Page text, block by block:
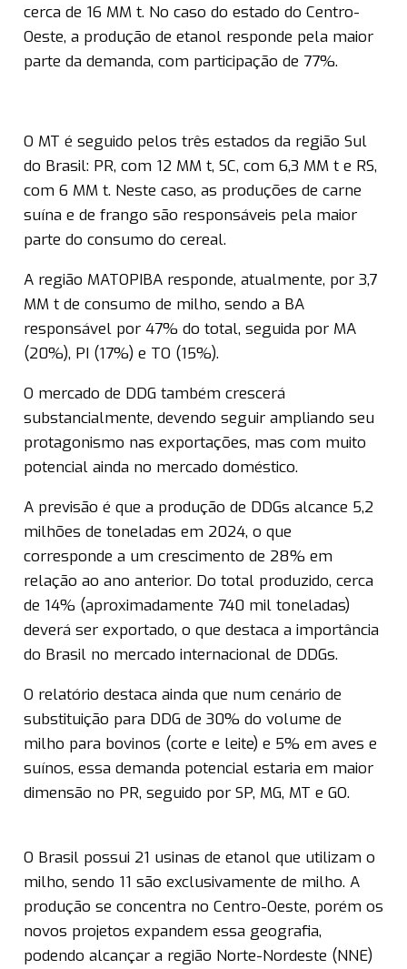
cerca de 16 MM t. No caso do estado do Centro-
Oeste, a produção de etanol responde pela maior
parte da demanda, com participação de 77%.
O MT é seguido pelos três estados da região Sul
do Brasil: PR, com 12 MM t, SC, com 6,3 MM t e RS,
com 6 MM t. Neste caso, as produções de carne
suína e de frango são responsáveis pela maior
parte do consumo do cereal.
A região MATOPIBA responde, atualmente, por 3,7
MM t de consumo de milho, sendo a BA
responsável por 47% do total, seguida por MA
(20%), PI (17%) e TO (15%).
O mercado de DDG também crescerá
substancialmente, devendo seguir ampliando seu
protagonismo nas exportações, mas com muito
potencial ainda no mercado doméstico.
A previsão é que a produção de DDGs alcance 5,2
milhões de toneladas em 2024, o que
corresponde a um crescimento de 28% em
relação ao ano anterior. Do total produzido, cerca
de 14% (aproximadamente 740 mil toneladas)
deverá ser exportado, o que destaca a importância
do Brasil no mercado internacional de DDGs.
O relatório destaca ainda que num cenário de
substituição para DDG de 30% do volume de
milho para bovinos (corte e leite) e 5% em aves e
suínos, essa demanda potencial estaria em maior
dimensão no PR, seguido por SP, MG, MT e GO.
O Brasil possui 21 usinas de etanol que utilizam o
milho, sendo 11 são exclusivamente de milho. A
produção se concentra no Centro-Oeste, porém os
novos projetos expandem essa geografia,
podendo alcançar a região Norte-Nordeste (NNE)